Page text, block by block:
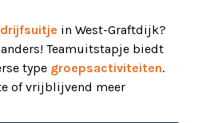
in West-Graftdijk?
Teamuitstapje biedt
type groepsactiviteiten.
of vrijblijvend meer